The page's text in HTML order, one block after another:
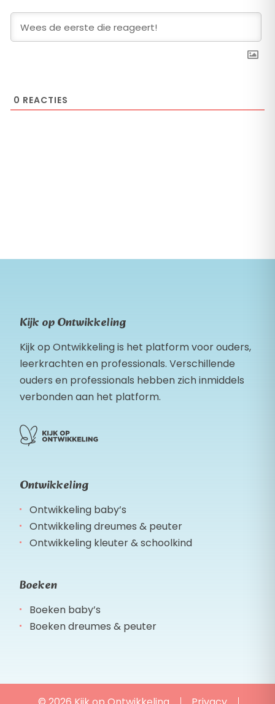
0 REACTIES
Kijk op Ontwikkeling
Kijk op Ontwikkeling is het platform voor ouders,
leerkrachten en professionals. Verschillende
ouders en professionals hebben zich inmiddels
verbonden aan het platform.
Ontwikkeling
Ontwikkeling baby’s
Ontwikkeling dreumes & peuter
Ontwikkeling kleuter & schoolkind
Boeken
Boeken baby’s
Boeken dreumes & peuter